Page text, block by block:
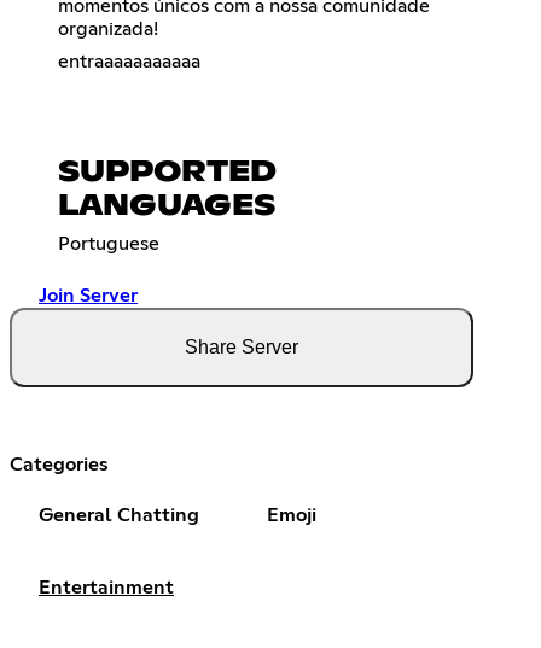
momentos únicos com a nossa comunidade
organizada!
entraaaaaaaaaaa
SUPPORTED
LANGUAGES
Portuguese
Join Server
Share Server
Categories
General Chatting Emoji
Entertainment